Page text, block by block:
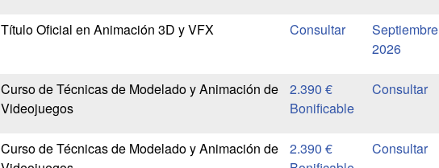
Título Oficial en Animación 3D y VFX
Septiembre
2026
Curso de Técnicas de Modelado y Animación de
Videojuegos
2.390 €
Bonificable
Curso de Técnicas de Modelado y Animación de
2.390 €